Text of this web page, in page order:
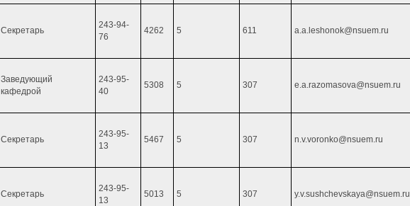
Cекретарь
243-94-
76
4262 5 611 a.a.leshonok@nsuem.ru
Заведующий
кафедрой
243-95-
40
5308 5 307 e.a.razomasova@nsuem.ru
Cекретарь
243-95-
13
5467 5 307 n.v.voronko@nsuem.ru
Cекретарь
243-95-
13
5013 5 307 y.v.sushchevskaya@nsuem.ru